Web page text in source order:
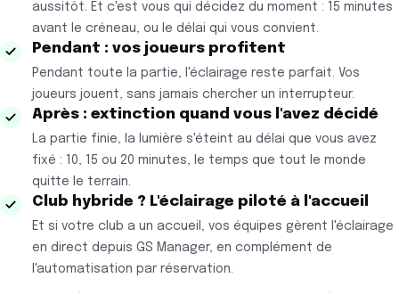
aussitôt. Et c'est vous qui décidez du moment : 15 minutes
avant le créneau, ou le délai qui vous convient.
Pendant : vos joueurs profitent
Pendant toute la partie, l'éclairage reste parfait. Vos
joueurs jouent, sans jamais chercher un interrupteur.
Après : extinction quand vous l'avez décidé
La partie finie, la lumière s'éteint au délai que vous avez
fixé : 10, 15 ou 20 minutes, le temps que tout le monde
quitte le terrain.
Club hybride ? L'éclairage piloté à l'accueil
Et si votre club a un accueil, vos équipes gèrent l'éclairage
en direct depuis GS Manager, en complément de
l'automatisation par réservation.